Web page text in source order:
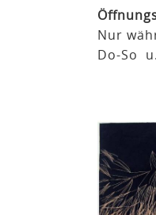
Nur
Do-So